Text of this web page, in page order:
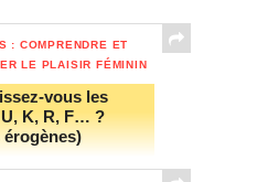
: COMPRENDRE ET
LE PLAISIR FÉMININ
vous les
K, R, F… ?
érogènes)